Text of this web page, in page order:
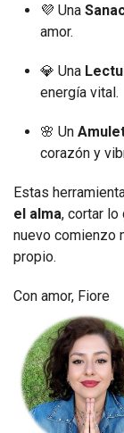
💜 Una
amor.
💎 Una
energía vital.
🌸 Un
corazón y
Estas
el alma, cortar lo
nuevo comienzo
propio.
Con amor, Fiore